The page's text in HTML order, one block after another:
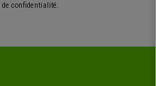
confidentialité.